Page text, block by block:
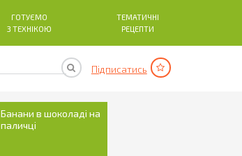
ГОТУЄМО
З ТЕХНІКОЮ
ТЕМАТИЧНІ
РЕЦЕПТИ
Підписатись
Банани в шоколаді на
паличці